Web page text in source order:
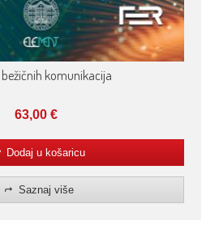
bežičnih komunikacija
63,00 €
Dodaj u košaricu
Saznaj više